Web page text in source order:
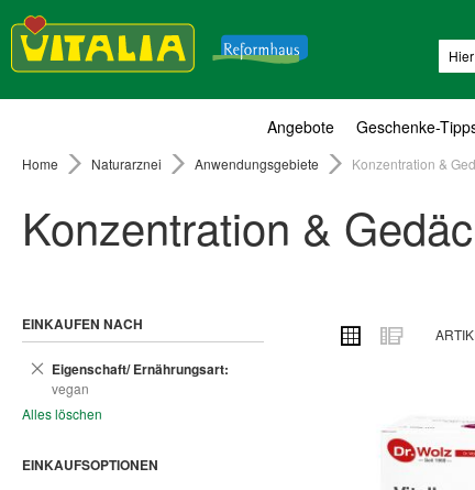
Angebote Geschenke-
Home Naturarznei Anwendungsgebiete Konzentration &
Konzentration &
ANSICHT
ALS
Raster Liste
EINKAUFEN NACH
Eigenschaft/ Ernährungsart
vegan
Dies
entfernen
Alles löschen
EINKAUFSOPTIONEN